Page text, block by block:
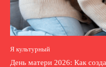
Я культурный
День матери 2026: Как